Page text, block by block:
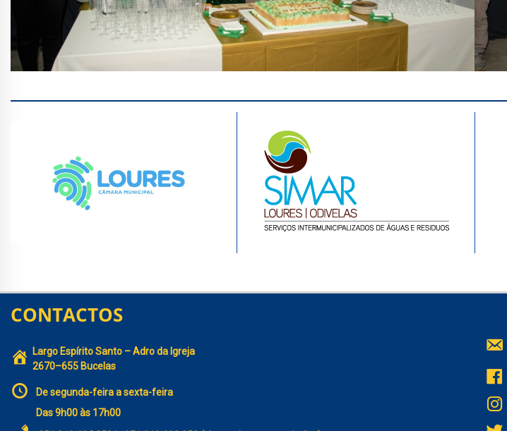
CONTACTOS
Largo Espírito Santo – Adro da Igreja
2670–655 Bucelas
De segunda-feira a sexta-feira
Das 9h00 às 17h00